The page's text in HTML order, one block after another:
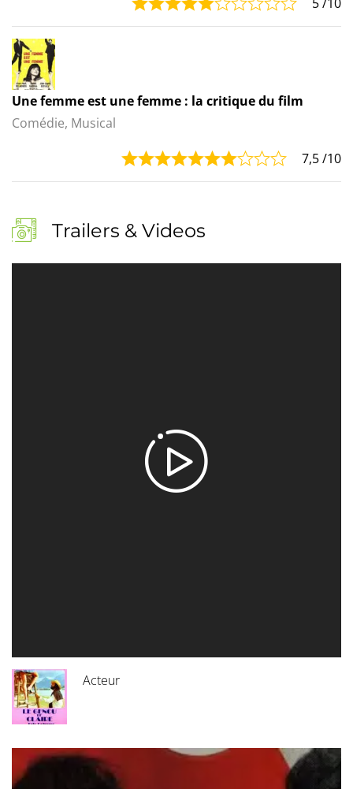
Une femme est une femme : la critique du film
Comédie, Musical
7,5/10
Trailers & Videos
Acteur